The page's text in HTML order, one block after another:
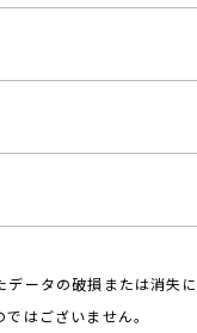
ータの破損または消失
はございません。